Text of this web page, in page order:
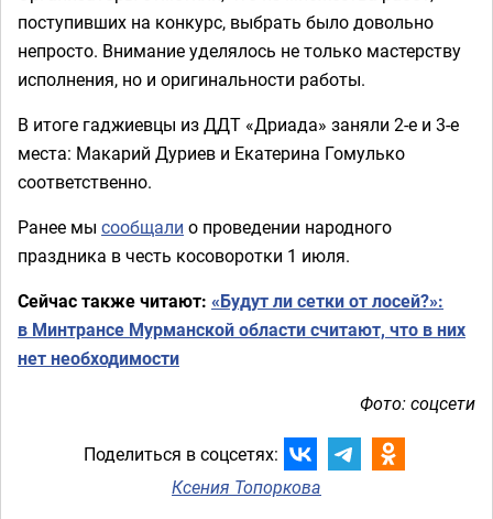
поступивших на конкурс, выбрать было довольно
непросто. Внимание уделялось не только мастерству
исполнения, но и оригинальности работы.
В итоге гаджиевцы из ДДТ «Дриада» заняли 2-е и 3-е
места: Макарий Дуриев и Екатерина Гомулько
соответственно.
Ранее мы сообщали о проведении народного
праздника в честь косоворотки 1 июля.
Сейчас также читают: «Будут ли сетки от лосей?»:
в Минтрансе Мурманской области считают, что в них
нет необходимости
Фото: соцсети
Поделиться в соцсетях:
Ксения Топоркова